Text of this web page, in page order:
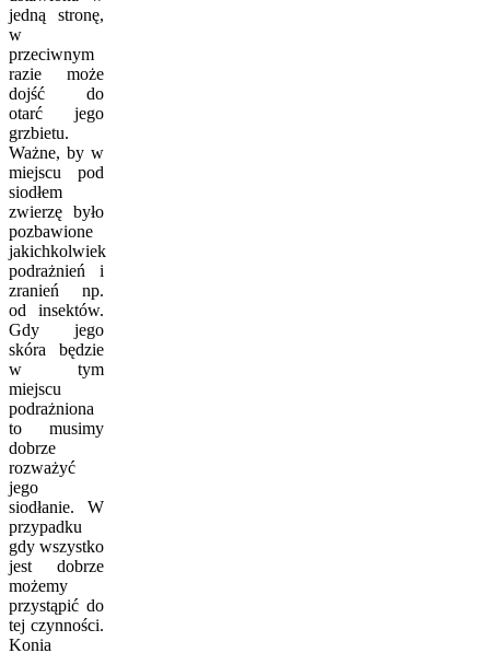
jedną stronę,
w
przeciwnym
razie może
dojść do
otarć jego
grzbietu.
Ważne, by w
miejscu pod
siodłem
zwierzę było
pozbawione
jakichkolwiek
podrażnień i
zranień np.
od insektów.
Gdy jego
skóra będzie
w tym
miejscu
podrażniona
to musimy
dobrze
rozważyć
jego
siodłanie. W
przypadku
gdy wszystko
jest dobrze
możemy
przystąpić do
tej czynności.
Konia